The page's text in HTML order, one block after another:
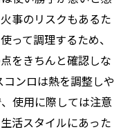
事のリスクもあるた
って調理するため、
をきちんと確認しな
ンロは熱を調整しや
使用に際しては注意
活スタイルにあった